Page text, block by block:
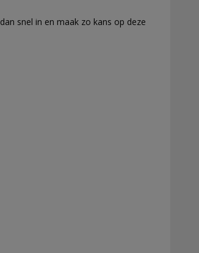
snel in en maak zo kans op deze